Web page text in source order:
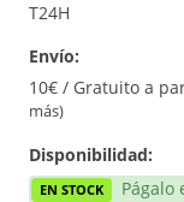
T24H
Envío:
10€ / Gratuito a
más)
Disponibilidad:
EN STOCK Págalo